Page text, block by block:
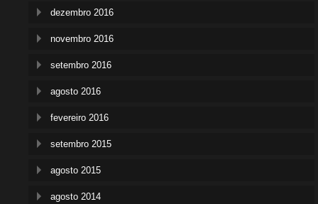
dezembro 2016
novembro 2016
setembro 2016
agosto 2016
fevereiro 2016
setembro 2015
agosto 2015
agosto 2014